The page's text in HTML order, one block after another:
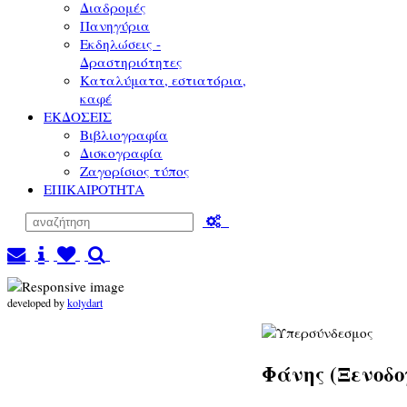
Διαδρομές
Πανηγύρια
Εκδηλώσεις -
Δραστηριότητες
Καταλύματα, εστιατόρια,
καφέ
ΕΚΔΟΣΕΙΣ
Βιβλιογραφία
Δισκογραφία
Ζαγορίσιος τύπος
ΕΠΙΚΑΙΡΟΤΗΤΑ
developed bykolydart
Φάνης